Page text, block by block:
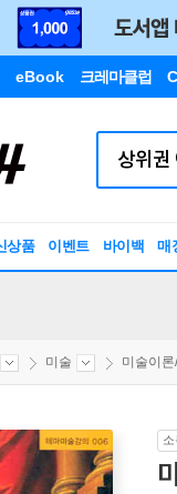
eBook 크레마클럽
상품 이벤트 바이백 매
미술 미술이